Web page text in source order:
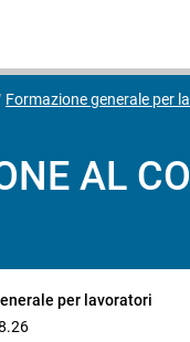
Formazione generale per
AL
per lavoratori